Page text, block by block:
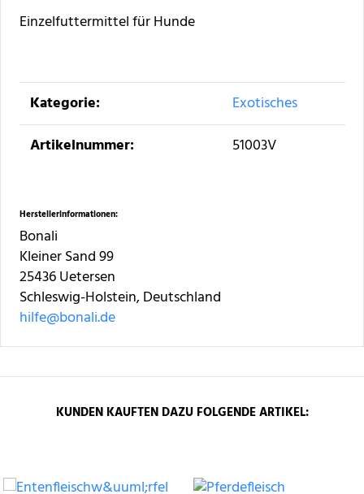
Einzelfuttermittel für Hunde
Produkteigenschaft
Wert
Kategorie:
Exotisches
Artikelnummer:
51003V
Herstellerinformationen:
Bonali
Kleiner Sand 99
25436 Uetersen
Schleswig-Holstein, Deutschland
hilfe@bonali.de
KUNDEN KAUFTEN DAZU FOLGENDE ARTIKEL: